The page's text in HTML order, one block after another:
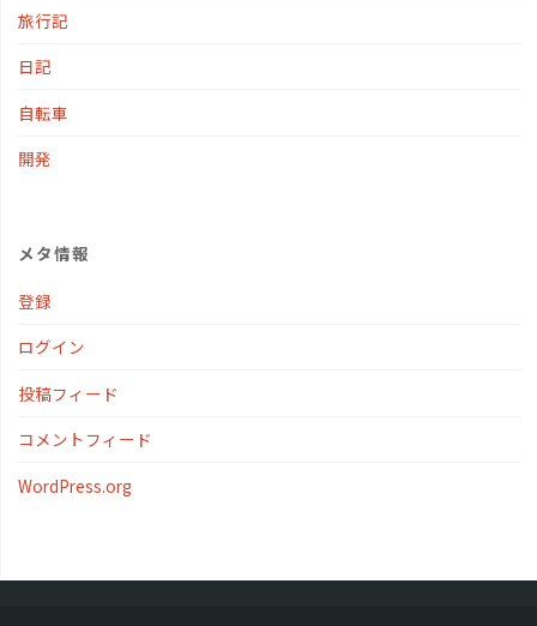
旅行記
日記
自転車
開発
メタ情報
登録
ログイン
投稿フィード
コメントフィード
WordPress.org